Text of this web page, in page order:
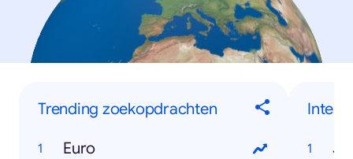
Trending zoekopdrachten
Euro